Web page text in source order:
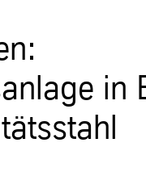
in